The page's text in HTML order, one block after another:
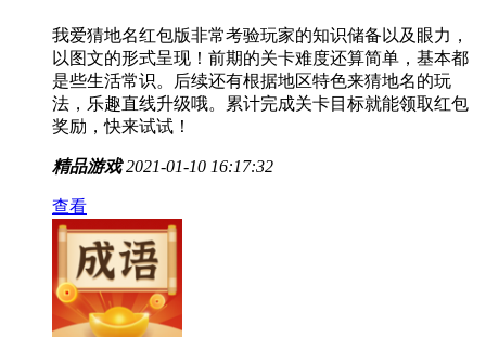
我爱猜地名红包版非常考验玩家的知识储备以及眼力，
以图文的形式呈现！前期的关卡难度还算简单，基本都
是些生活常识。后续还有根据地区特色来猜地名的玩
法，乐趣直线升级哦。累计完成关卡目标就能领取红包
奖励，快来试试！
精品游戏 2021-01-10 16:17:32
查看